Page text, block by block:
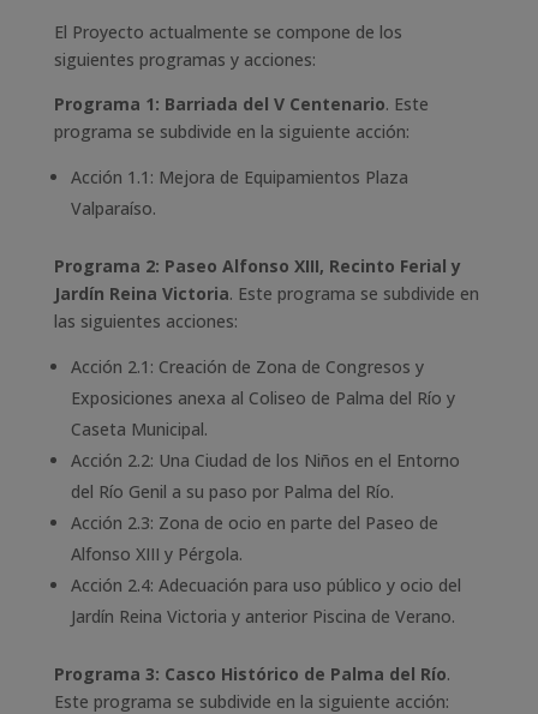
El Proyecto actualmente se compone de los
siguientes programas y acciones:
Programa 1: Barriada del V Centenario. Este
programa se subdivide en la siguiente acción:
Acción 1.1: Mejora de Equipamientos Plaza
Valparaíso.
Programa 2: Paseo Alfonso XIII, Recinto Ferial y
Jardín Reina Victoria. Este programa se subdivide en
las siguientes acciones:
Acción 2.1: Creación de Zona de Congresos y
Exposiciones anexa al Coliseo de Palma del Río y
Caseta Municipal.
Acción 2.2: Una Ciudad de los Niños en el Entorno
del Río Genil a su paso por Palma del Río.
Acción 2.3: Zona de ocio en parte del Paseo de
Alfonso XIII y Pérgola.
Acción 2.4: Adecuación para uso público y ocio del
Jardín Reina Victoria y anterior Piscina de Verano.
Programa 3: Casco Histórico de Palma del Río.
Este programa se subdivide en la siguiente acción: